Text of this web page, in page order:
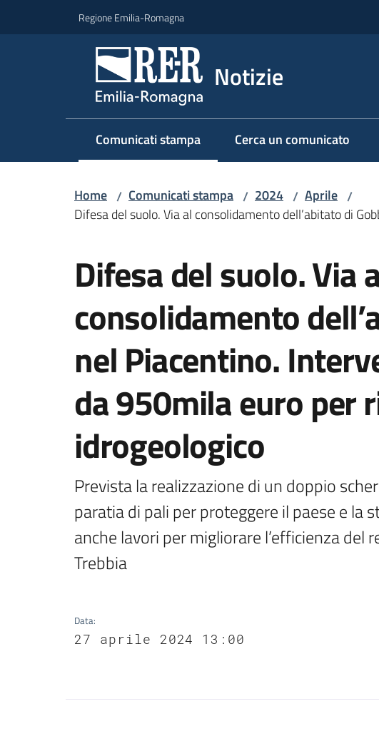
Regione Emilia-Romagna
Notizie
Comunicati stampa
Menu selezionato Cerca un comunicato
Home / Comunicati stampa / 2024 / Aprile /
Difesa del suolo. Via al consolidamento dell’abitato di
Difesa del suolo. Via
consolidamento
nel Piacentino.
da 950mila euro per
idrogeologico
Prevista la realizzazione di un doppio
paratia di pali per proteggere il paese e la
anche lavori per migliorare l’efficienza del
Trebbia
Data:
27 aprile 2024 13:00